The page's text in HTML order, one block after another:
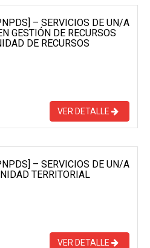
– SERVICIOS DE UN/A
GESTIÓN DE RECURSOS
DE RECURSOS
VER DETALLE
– SERVICIOS DE UN/A
TERRITORIAL
VER DETALLE